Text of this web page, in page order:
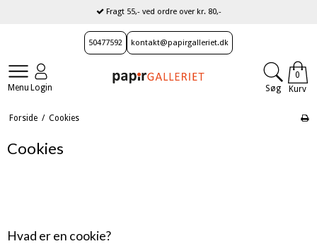
Fragt 55,- ved ordre over kr. 80,-
50477592 kontakt@papirgalleriet.dk
Menu Login
0
Kurv
Søg
Forside / Cookies
Cookies
Hvad er en cookie?